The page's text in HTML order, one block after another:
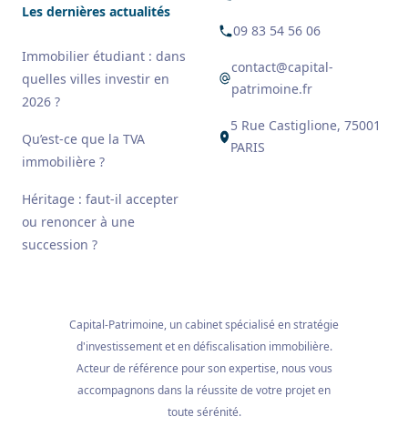
Les dernières actualités
Immobilier étudiant : dans
quelles villes investir en
2026 ?
Qu’est-ce que la TVA
immobilière ?
Héritage : faut-il accepter
ou renoncer à une
succession ?
09 83 54 56 06
contact@capital-
patrimoine.fr
5 Rue Castiglione, 75001
PARIS
Capital-Patrimoine, un cabinet spécialisé en stratégie
d'investissement et en défiscalisation immobilière.
Acteur de référence pour son expertise, nous vous
accompagnons dans la réussite de votre projet en
toute sérénité.